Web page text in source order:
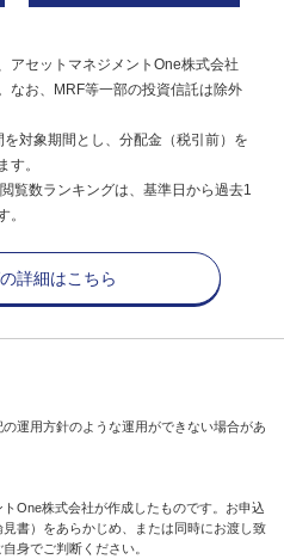
セットマネジメントOne株式会社
なお、MRF等一部の投資信託は除外
対象期間とし、分配金（税引前）を
す。
覧数ランキングは、基準日から過去1
。
詳細はこちら
運用方針のような運用ができない場合があ
One株式会社が作成したものです。お申込
書）をあらかじめ、または同時にお渡し致
身でご判断ください。